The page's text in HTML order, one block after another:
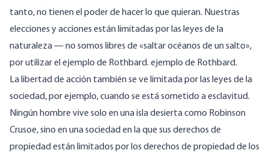
tanto, no tienen el poder de hacer lo que quieran. Nuestras
elecciones y acciones están limitadas por las leyes de la
naturaleza — no somos libres de «saltar océanos de un salto»,
por utilizar el ejemplo de Rothbard. ejemplo de Rothbard.
La libertad de acción también se ve limitada por las leyes de la
sociedad, por ejemplo, cuando se está sometido a esclavitud.
Ningún hombre vive solo en una isla desierta como Robinson
Crusoe, sino en una sociedad en la que sus derechos de
propiedad están limitados por los derechos de propiedad de los